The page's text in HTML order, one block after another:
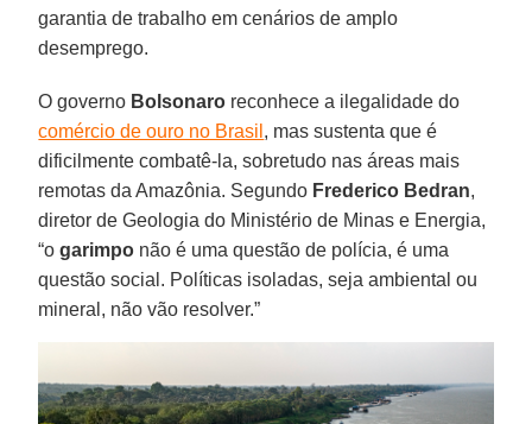
garantia de trabalho em cenários de amplo
desemprego.
O governo Bolsonaro reconhece a ilegalidade do
comércio de ouro no Brasil , mas sustenta que é
dificilmente combatê-la, sobretudo nas áreas mais
remotas da Amazônia. Segundo Frederico Bedran,
diretor de Geologia do Ministério de Minas e Energia,
“ogarimpo não é uma questão de polícia, é uma
questão social. Políticas isoladas, seja ambiental ou
mineral, não vão resolver.”